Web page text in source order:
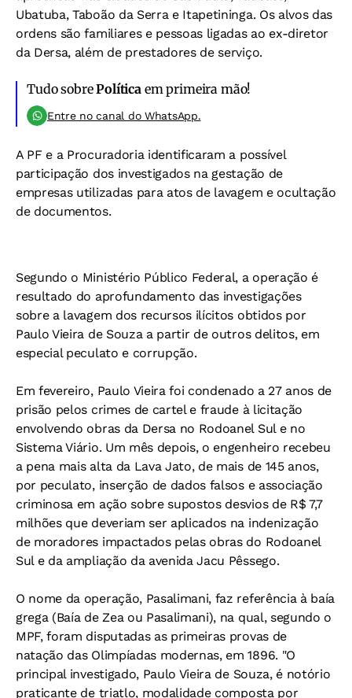
Ubatuba, Taboão da Serra e Itapetininga. Os alvos das
ordens são familiares e pessoas ligadas ao ex-diretor
da Dersa, além de prestadores de serviço.
Tudo sobrePolíticaem primeira mão!
Entre no canal do WhatsApp.
A PF e a Procuradoria identificaram a possível
participação dos investigados na gestação de
empresas utilizadas para atos de lavagem e ocultação
de documentos.
Segundo o Ministério Público Federal, a operação é
resultado do aprofundamento das investigações
sobre a lavagem dos recursos ilícitos obtidos por
Paulo Vieira de Souza a partir de outros delitos, em
especial peculato e corrupção.
Em fevereiro, Paulo Vieira foi condenado a 27 anos de
prisão pelos crimes de cartel e fraude à licitação
envolvendo obras da Dersa no Rodoanel Sul e no
Sistema Viário. Um mês depois, o engenheiro recebeu
a pena mais alta da Lava Jato, de mais de 145 anos,
por peculato, inserção de dados falsos e associação
criminosa em ação sobre supostos desvios de R$ 7,7
milhões que deveriam ser aplicados na indenização
de moradores impactados pelas obras do Rodoanel
Sul e da ampliação da avenida Jacu Pêssego.
O nome da operação, Pasalimani, faz referência à baía
grega (Baía de Zea ou Pasalimani), na qual, segundo o
MPF, foram disputadas as primeiras provas de
natação das Olimpíadas modernas, em 1896. "O
principal investigado, Paulo Vieira de Souza, é notório
praticante de triatlo, modalidade composta por